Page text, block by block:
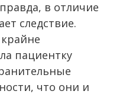
в отличие
следствие.
пациентку
что они и